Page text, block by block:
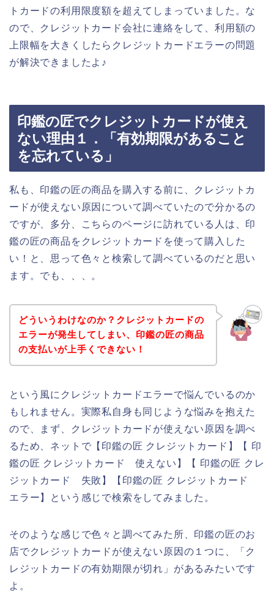
トカードの利用限度額を超えてしまっていました。な
ので、クレジットカード会社に連絡をして、利用額の
上限幅を大きくしたらクレジットカードエラーの問題
が解決できましたよ♪
印鑑の匠でクレジットカードが使え
ない理由１．「有効期限があること
を忘れている」
私も、印鑑の匠の商品を購入する前に、クレジットカ
ードが使えない原因について調べていたので分かるの
ですが、多分、こちらのページに訪れている人は、印
鑑の匠の商品をクレジットカードを使って購入した
い！と、思って色々と検索して調べているのだと思い
ます。でも、、、。
どういうわけなのか？クレジットカードの
エラーが発生してしまい、印鑑の匠の商品
の支払いが上手くできない！
という風にクレジットカードエラーで悩んでいるのか
もしれません。実際私自身も同じような悩みを抱えた
ので、まず、クレジットカードが使えない原因を調べ
るため、ネットで【印鑑の匠 クレジットカード】【 印
鑑の匠 クレジットカード 使えない】【 印鑑の匠 クレ
ジットカード 失敗】【印鑑の匠 クレジットカード
エラー】という感じで検索をしてみました。
そのような感じで色々と調べてみた所、印鑑の匠のお
店でクレジットカードが使えない原因の１つに、「ク
レジットカードの有効期限が切れ」があるみたいです
よ。